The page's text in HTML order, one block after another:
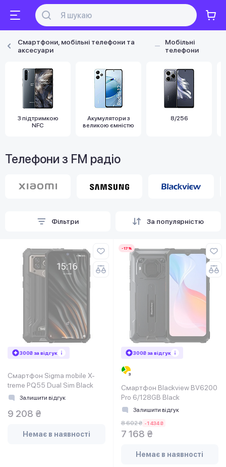
Смартфони, мобільні телефони та
аксесуари
Мобільні
телефони
З підтримкою
NFC
Акумулятори з
великою ємністю
8/256
Телефони з FM радіо
Фільтри За популярністю
300₴ за відгук
Смартфон Sigma mobile X-
treme PQ55 Dual Sim Black
Залишити відгук
9 208 ₴
Немає в наявності
-17%
300₴ за відгук
Смартфон Blackview BV6200
Pro 6/128GB Black
Залишити відгук
8 602 ₴ -1 434 ₴
7 168 ₴
Немає в наявності